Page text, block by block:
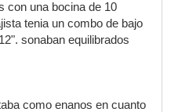
con una bocina de 10
tenia un combo de bajo
sonaban equilibrados
como enanos en cuanto